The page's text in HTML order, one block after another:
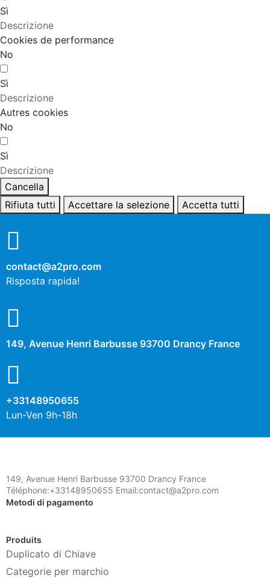
Sì
Descrizione
Cookies de performance
No
Sì
Descrizione
Autres cookies
No
Sì
Descrizione
Cancella
Rifiuta tutti
Accettare la selezione Accetta tutti
contact@a2pro.com
Risposta rapida!
149, Avenue Henri Barbusse 93700 Drancy France
+33148950655
Lun-Ven 9h-18h
149, Avenue Henri Barbusse 93700 Drancy France
Téléphone:+33148950655 Email:contact@a2pro.com
Metodi di pagamento
Produits
Duplicato di Chiave
Categorie per marchio